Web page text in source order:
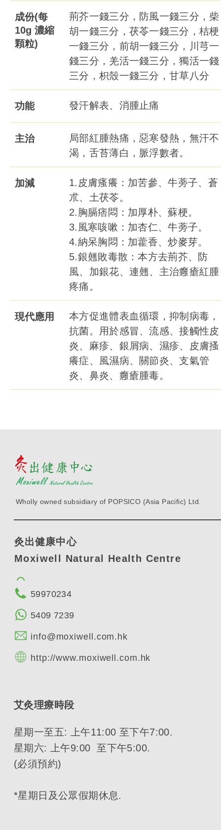
成份(每
10g 濃縮
顆粒)
荊芥一錢三分，防風一錢三分，柴
胡一錢三分，茯苓一錢三分，桔梗
一錢三分，前胡一錢三分，川芎一
錢三分，羌活一錢三分，獨活一錢
三分，枳殼一錢三分，甘草八分
功能 發汗解表、消腫止痛
主治
局部紅腫熱痛，惡寒發熱，無汗不
渴，舌苔薄白，脈浮數者。
加減
1.皮膚瘙癢：加苦參、牛蒡子、蒼
朮、土茯苓。
2.胸膈痞悶：加厚朴、蘇梗。
3.風寒咳嗽：加杏仁、牛蒡子。
4.納呆胸悶：加藿香、炒麥芽。
5.銀翹敗毒散：本方去荊芥、防
風、加銀花、連翹、主治癰瘡紅腫
疼痛。
現代應用
本方促進體表血循環，抑制病毒，
抗菌。用於感冒、流感、接觸性皮
炎、麻疹、銀屑病、濕疹、皮膚搔
癢症、風濕病、關節炎、支氣管
炎、鼻炎、癰瘡腫毒。
Wholly owned subsidiary of POPSICO (Asia Pacific) Ltd.
灸出健康中心
Moxiwell Natural Health Centre
59970234
5409 7239
info@moxiwell.com.hk
http://www.moxiwell.com.hk
艾灸理療時段
星期一至五: 上午11:00 至下午7:00.
星期六: 上午9:00 至下午5:00.
(必須預約)
*星期日及公眾假期休息.